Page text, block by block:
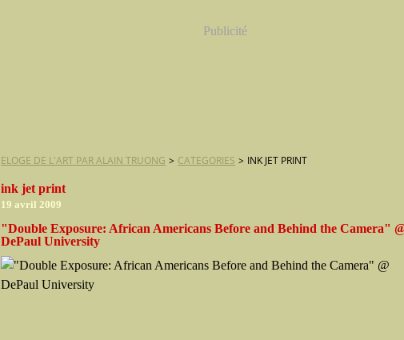
Publicité
ELOGE DE L'ART PAR ALAIN TRUONG > CATEGORIES > INK JET PRINT
ink jet print
19 avril 2009
"Double Exposure: African Americans Before and Behind the Camera"
DePaul University